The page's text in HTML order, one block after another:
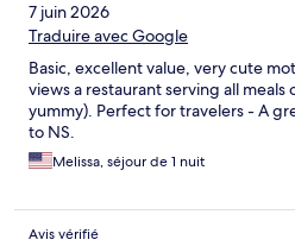
7 juin 2026
Traduire avec Google
Basic, excellent value, very cute
views a restaurant serving all
yummy). Perfect for travelers - A
to NS.
Melissa, séjour de 1 nuit
Avis vérifié